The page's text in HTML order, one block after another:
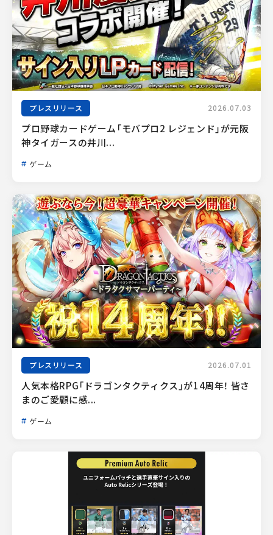
プレスリリース 2026.07.03
プロ野球カードゲーム「モバプロ2 レジェンド」が元阪
神タイガースの井川...
ゲーム
プレスリリース 2026.07.01
人気本格RPG「ドラゴンタクティクス」が14周年！ 皆さ
まのご愛顧に感...
ゲーム